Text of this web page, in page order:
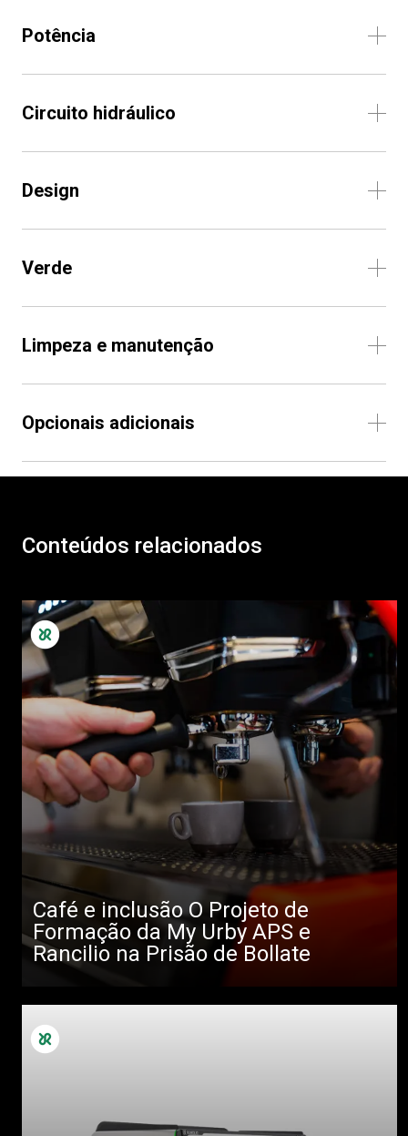
Potência
Circuito hidráulico
Design
Verde
Limpeza e manutenção
Opcionais adicionais
Conteúdos relacionados
Café e inclusão O Projeto de
Formação da My Urby APS e
Rancilio na Prisão de Bollate